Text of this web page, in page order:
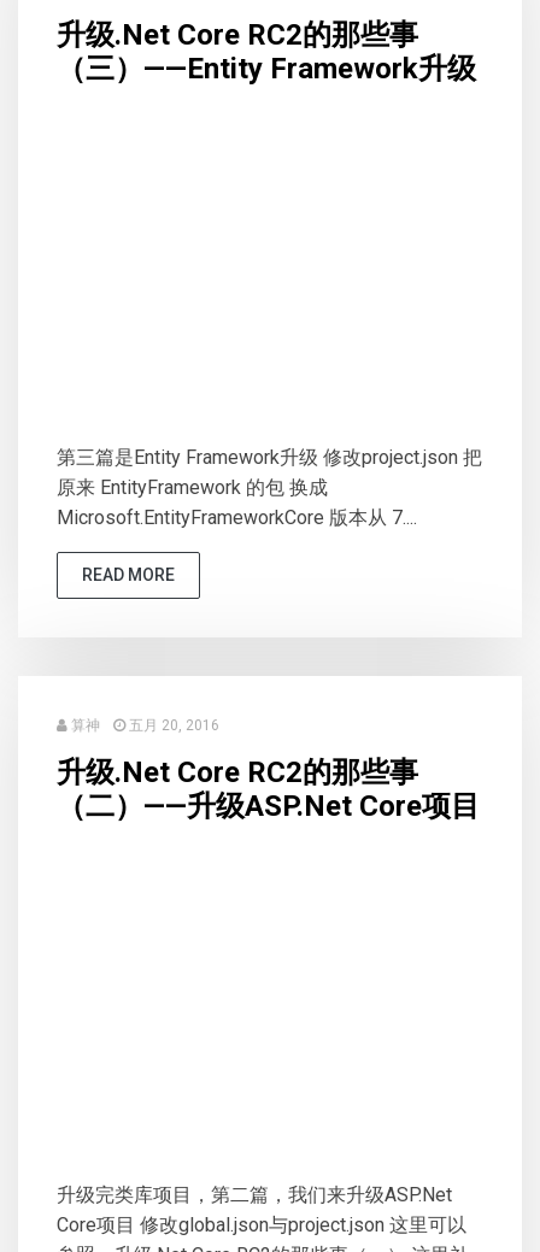
升级.Net Core RC2的那些事
（三）——Entity Framework升级
第三篇是Entity Framework升级 修改project.json 把
原来 EntityFramework 的包 换成
Microsoft.EntityFrameworkCore 版本从 7....
READ MORE
算神 五月 20, 2016
升级.Net Core RC2的那些事
（二）——升级ASP.Net Core项目
升级完类库项目，第二篇，我们来升级ASP.Net
Core项目 修改global.json与project.json 这里可以